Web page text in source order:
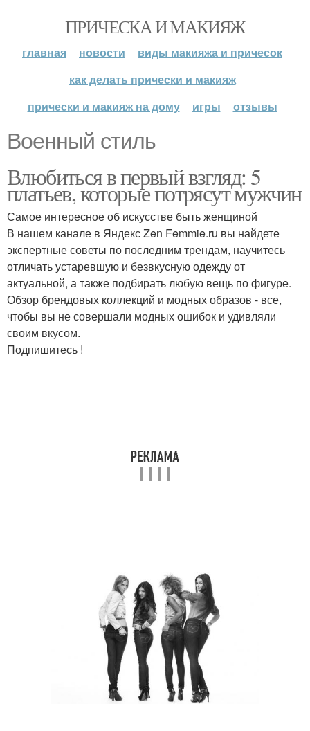
ПРИЧЕСКА И МАКИЯЖ
главная новости
виды макияжа и причесок
как делать прически и макияж
прически и макияж на дому
игры отзывы
Военный стиль
Влюбиться в первый взгляд: 5
платьев, которые потрясут мужчин
Самое интересное об искусстве быть женщиной
В нашем канале в Яндекс Zen Femmie.ru вы найдете
экспертные советы по последним трендам, научитесь
отличать устаревшую и безвкусную одежду от
актуальной, а также подбирать любую вещь по фигуре.
Обзор брендовых коллекций и модных образов - все,
чтобы вы не совершали модных ошибок и удивляли
своим вкусом.
Подпишитесь !